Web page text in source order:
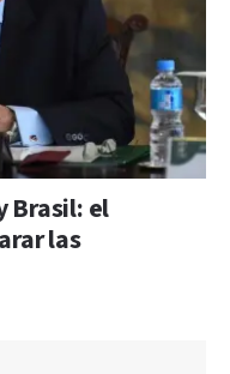
Brasil: el
las